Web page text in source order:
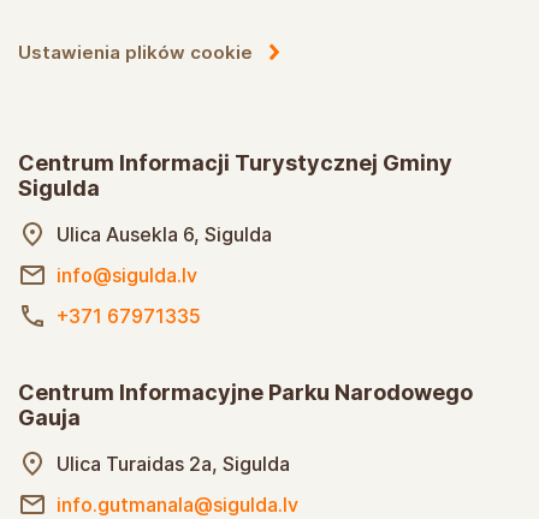
Ustawienia plików cookie
Centrum Informacji Turystycznej Gminy
Sigulda
Ulica Ausekla 6, Sigulda
info@sigulda.lv
+371 67971335
Centrum Informacyjne Parku Narodowego
Gauja
Ulica Turaidas 2a, Sigulda
info.gutmanala@sigulda.lv